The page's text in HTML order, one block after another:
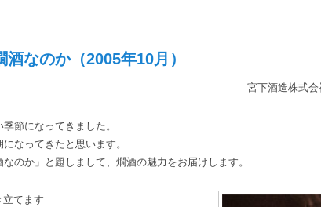
なのか（2005年10月）
宮下酒造株式
節になってきました。
なってきたと思います。
のか」と題しまして、燗酒の魅力をお届けします。
てます